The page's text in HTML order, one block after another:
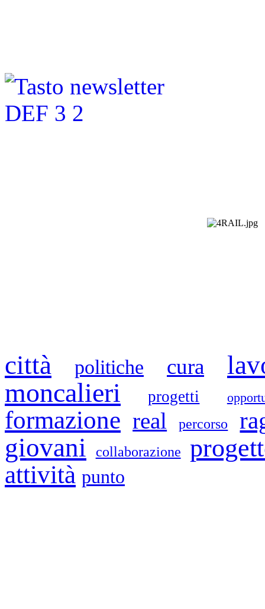
città politiche cura
moncalieri progetti
formazione real percorso
giovani collaborazione
attività punto